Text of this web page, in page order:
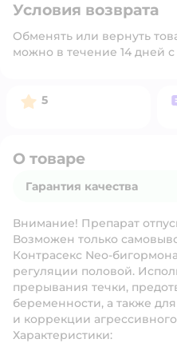
Условия возврата
Обменять или вернуть
можно в течение 14 дней
Рейтинг:
5
О товаре
Гарантия качества
Внимание! Препарат
Возможен только
Контрасекс Neo-
регуляции половой.
прерывания течки,
беременности, а также
и коррекции
Характеристики: